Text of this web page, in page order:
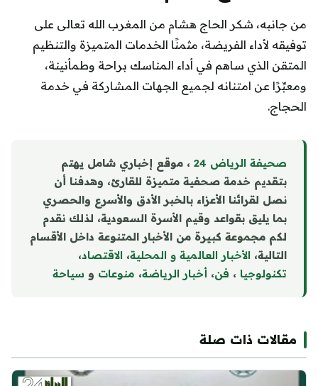
من جانبه، شكر الحاج هشام من المغرب الله تعالى على
توفيقه لأداء الفريضة، مثمنًا الخدمات المتميزة والتنظيم
المتقن الذي ساهم في أداء المناسك براحة وطمأنينة،
ومعبِّرًا عن امتنانه لجميع الجهات المشاركة في خدمة
الحجاج.
صحيفة الرياض 24
، موقع إخباري شامل يهتم
بتقديم خدمة صحفية متميزة للقارئ، وهدفنا أن
نصل لقرائنا الأعزاء بالخبر الأدق والأسرع والحصري
بما يليق بقواعد وقيم الأسرة السعودية، لذلك نقدم
لكم مجموعة كبيرة من الأخبار المتنوعة داخل الأقسام
التالية، الأخبار العالمية و المحلية، الاقتصاد،
تكنولوجيا ، فن، أخبار الرياضة، منوعات و سياحة
مقالات ذات صلة